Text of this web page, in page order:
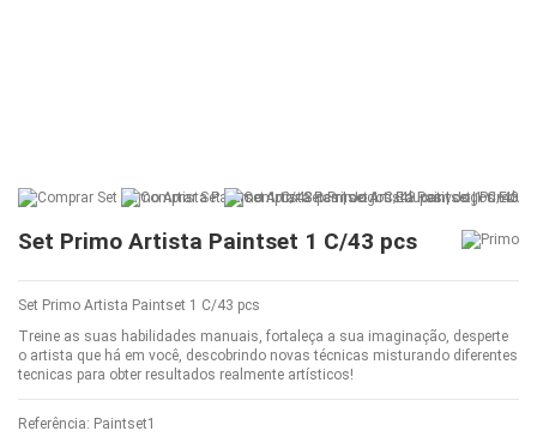
Set Primo Artista Paintset 1 C/43 pcs
Set Primo Artista Paintset 1 C/43 pcs
Treine as suas habilidades manuais, fortaleça a sua imaginação, desperte
o artista que há em você, descobrindo novas técnicas misturando diferentes
tecnicas para obter resultados realmente artísticos!
Referência: Paintset1